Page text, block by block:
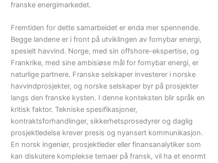
franske energimarkedet.
Fremtiden for dette samarbeidet er enda mer spennende.
Begge landene er i front på utviklingen av fornybar energi,
spesielt havvind. Norge, med sin offshore-ekspertise, og
Frankrike, med sine ambisiøse mål for fornybar energi, er
naturlige partnere. Franske selskaper investerer i norske
havvindprosjekter, og norske selskaper byr på prosjekter
langs den franske kysten. I denne konteksten blir språk en
kritisk faktor. Tekniske spesifikasjoner,
kontraktsforhandlinger, sikkerhetsprosedyrer og daglig
prosjektledelse krever presis og nyansert kommunikasjon.
En norsk ingeniør, prosjektleder eller finansanalytiker som
kan diskutere komplekse temaer på fransk, vil ha et enormt